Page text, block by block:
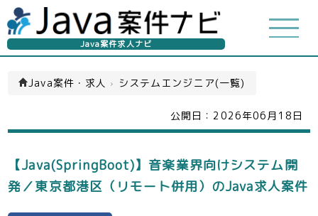
Java案件求人ナビ
Java案件・求人 › システムエンジニア(一覧)
公開日： 2026年06月18日
【Java(SpringBoot)】音楽業界向けシステム開
発／東京都港区（リモート併用）のJava求人案件